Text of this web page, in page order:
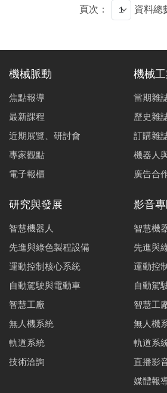
頁次： 資料總
機械脈動
焦點報導
最新課程
近期展覽、研討會
專家觀點
電子報櫃
機械
當期雜
歷史雜
訂購雜
機器人
廣告合
研究與發展
智慧機器人
先進與綠色製程設備
運動控制核心系統
自動駕駛與電動車
智慧工廠
無人機系統
軌道系統
技術洽詢
影音
智慧機
先進與
運動控
自動駕
智慧工
無人機
軌道系
直播影
媒體報